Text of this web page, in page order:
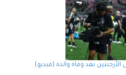
الأرجنتين بعد وفاة والده (فيديو)